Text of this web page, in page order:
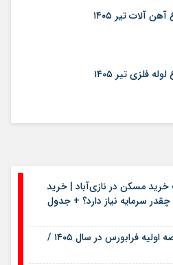
آلات تیر ۱۴۰۵
فلزی تیر ۱۴۰۵
مسکن در نازی‌آباد | خرید
منطقه چقدر سرمایه نیاز دارد؟ + جدول
هشتمین عرضه اولیه فرابورس در سال ۱۴۰۵ /